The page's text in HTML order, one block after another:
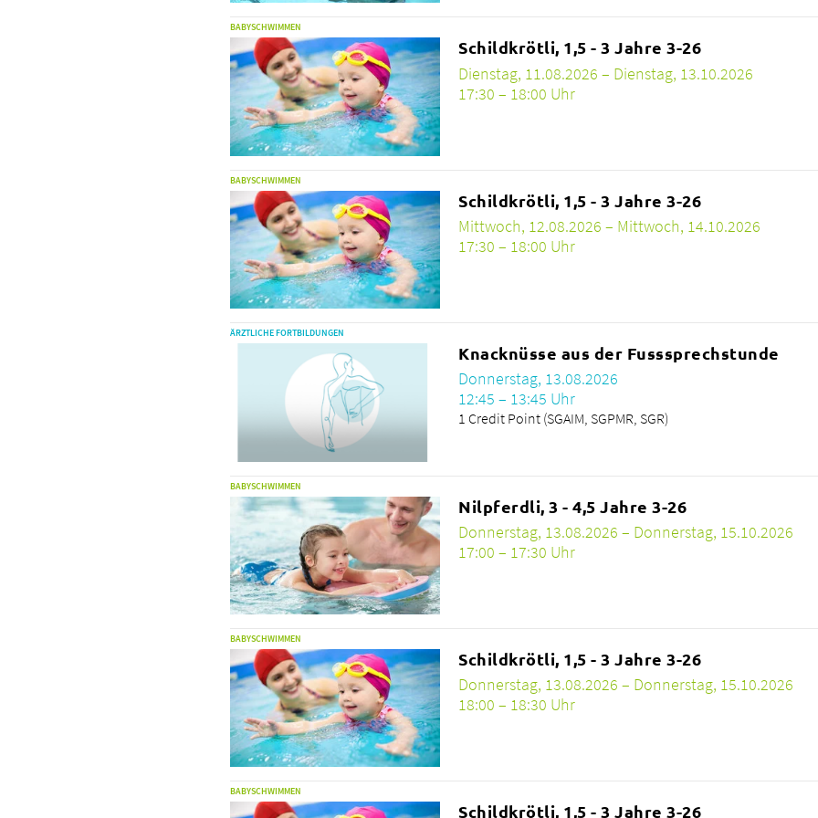
BABYSCHWIMMEN
Schildkrötli, 1,5 - 3 Jahre 3-26
Dienstag, 11.08.2026 – Dienstag, 13.10.2026
17:30 – 18:00 Uhr
BABYSCHWIMMEN
Schildkrötli, 1,5 - 3 Jahre 3-26
Mittwoch, 12.08.2026 – Mittwoch, 14.10.2026
17:30 – 18:00 Uhr
ÄRZTLICHE FORTBILDUNGEN
Knacknüsse aus der Fusssprechstunde
Donnerstag, 13.08.2026
12:45 – 13:45 Uhr
1 Credit Point (SGAIM, SGPMR, SGR)
BABYSCHWIMMEN
Nilpferdli, 3 - 4,5 Jahre 3-26
Donnerstag, 13.08.2026 – Donnerstag, 15.10.2026
17:00 – 17:30 Uhr
BABYSCHWIMMEN
Schildkrötli, 1,5 - 3 Jahre 3-26
Donnerstag, 13.08.2026 – Donnerstag, 15.10.2026
18:00 – 18:30 Uhr
BABYSCHWIMMEN
Schildkrötli, 1,5 - 3 Jahre 3-26